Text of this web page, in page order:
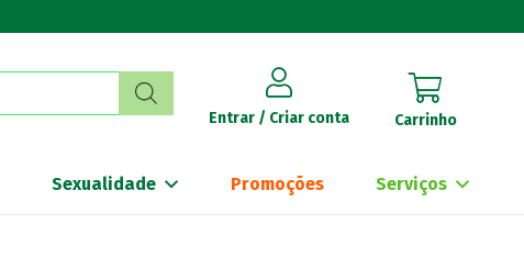
Entrar / Criar conta Carrinho
Sexualidade Promoções Serviços